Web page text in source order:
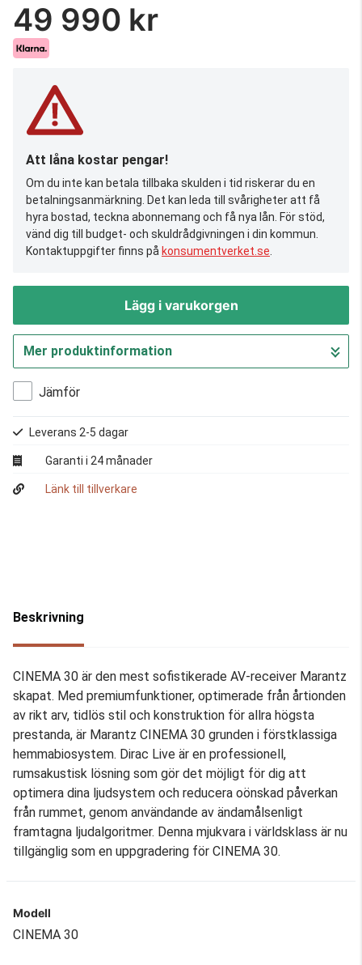
49 990 kr
Att låna kostar pengar!
Om du inte kan betala tillbaka skulden i tid riskerar du en
betalningsanmärkning. Det kan leda till svårigheter att få
hyra bostad, teckna abonnemang och få nya lån. För stöd,
vänd dig till budget- och skuldrådgivningen i din kommun.
Kontaktuppgifter finns på konsumentverket.se.
Lägg i varukorgen
Gå till kassan
Mer produktinformation
Jämför
Leverans 2-5 dagar
Garanti i 24 månader
Länk till tillverkare
Beskrivning
CINEMA 30 är den mest sofistikerade AV-receiver Marantz
skapat. Med premiumfunktioner, optimerade från årtionden
av rikt arv, tidlös stil och konstruktion för allra högsta
prestanda, är Marantz CINEMA 30 grunden i förstklassiga
hemmabiosystem. Dirac Live är en professionell,
rumsakustisk lösning som gör det möjligt för dig att
optimera dina ljudsystem och reducera oönskad påverkan
från rummet, genom användande av ändamålsenligt
framtagna ljudalgoritmer. Denna mjukvara i världsklass är nu
tillgänglig som en uppgradering för CINEMA 30.
Modell
CINEMA 30